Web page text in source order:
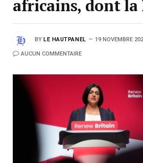
africains, dont la
BY LE HAUTPANEL 19 NOVEMBRE
AUCUN COMMENTAIRE